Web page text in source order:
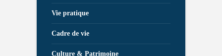
Vie pratique
Cadre de vie
Culture & Patrimoine